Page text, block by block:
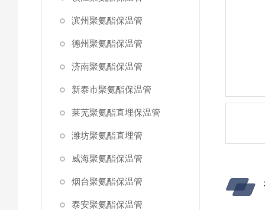
滨州聚氨酯保温管
德州聚氨酯保温管
济南聚氨酯保温管
新泰市聚氨酯保温管
莱芜聚氨酯直埋保温管
潍坊聚氨酯直埋管
威海聚氨酯保温管
烟台聚氨酯保温管
泰安聚氨酯保温管